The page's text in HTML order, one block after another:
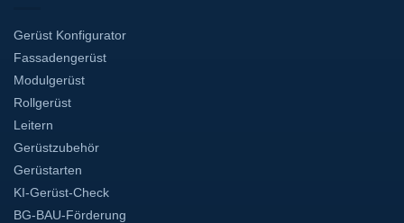
Gerüst Konfigurator
Fassadengerüst
Modulgerüst
Rollgerüst
Leitern
Gerüstzubehör
Gerüstarten
KI-Gerüst-Check
BG-BAU-Förderung